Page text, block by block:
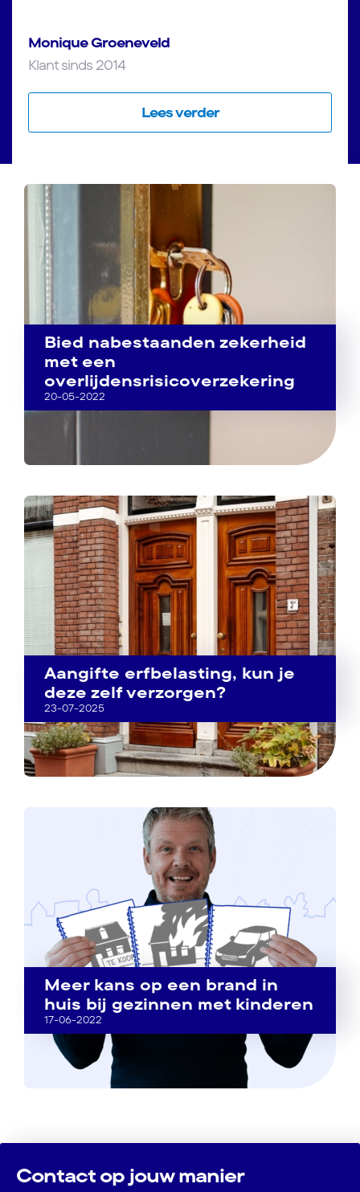
Monique Groeneveld
Klant sinds 2014
Lees verder
Bied nabestaanden zekerheid
met een
overlijdensrisicoverzekering
20-05-2022
Aangifte erfbelasting, kun je
deze zelf verzorgen?
23-07-2025
Meer kans op een brand in
huis bij gezinnen met kinderen
17-06-2022
Contact op jouw manier